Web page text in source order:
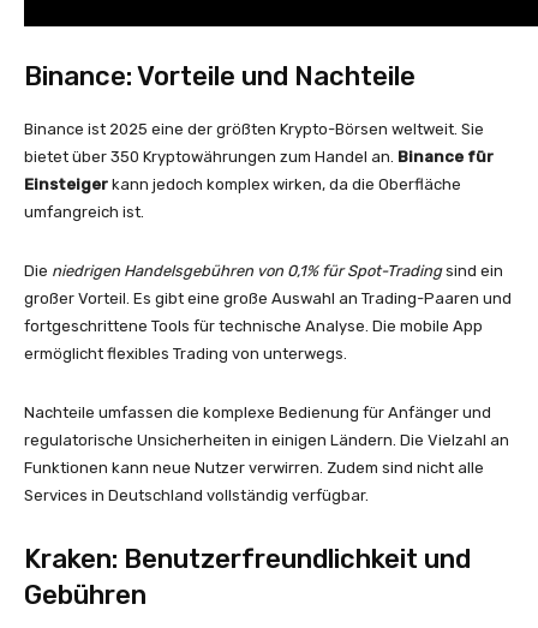
Binance: Vorteile und Nachteile
Binance ist 2025 eine der größten Krypto-Börsen weltweit. Sie
bietet über 350 Kryptowährungen zum Handel an. Binance für
Einsteiger kann jedoch komplex wirken, da die Oberfläche
umfangreich ist.
Die niedrigen Handelsgebühren von 0,1% für Spot-Tradingsind ein
großer Vorteil. Es gibt eine große Auswahl an Trading-Paaren und
fortgeschrittene Tools für technische Analyse. Die mobile App
ermöglicht flexibles Trading von unterwegs.
Nachteile umfassen die komplexe Bedienung für Anfänger und
regulatorische Unsicherheiten in einigen Ländern. Die Vielzahl an
Funktionen kann neue Nutzer verwirren. Zudem sind nicht alle
Services in Deutschland vollständig verfügbar.
Kraken: Benutzerfreundlichkeit und
Gebühren